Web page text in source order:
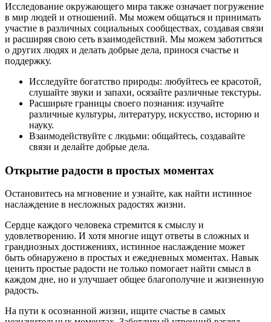
Исследование окружающего мира также означает погружение
в мир людей и отношений. Мы можем общаться и принимать
участие в различных социальных сообществах, создавая связи
и расширяя свою сеть взаимодействий. Мы можем заботиться
о других людях и делать добрые дела, принося счастье и
поддержку.
Исследуйте богатство природы: любуйтесь ее красотой,
слушайте звуки и запахи, осязайте различные текстуры.
Расширьте границы своего познания: изучайте
различные культуры, литературу, искусство, историю и
науку.
Взаимодействуйте с людьми: общайтесь, создавайте
связи и делайте добрые дела.
Открытие радости в простых моментах
Остановитесь на мгновение и узнайте, как найти истинное
наслаждение в несложных радостях жизни.
Сердце каждого человека стремится к смыслу и
удовлетворению. И хотя многие ищут ответы в сложных и
грандиозных достижениях, истинное наслаждение может
быть обнаружено в простых и ежедневных моментах. Навык
ценить простые радости не только помогает найти смысл в
каждом дне, но и улучшает общее благополучие и жизненную
радость.
На пути к осознанной жизни, ищите счастье в самых